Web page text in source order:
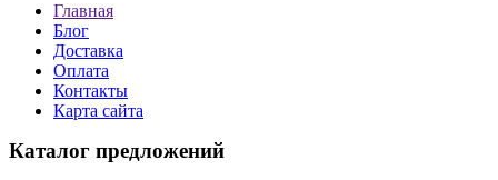
Главная
Блог
Доставка
Оплата
Контакты
Карта сайта
Каталог предложений